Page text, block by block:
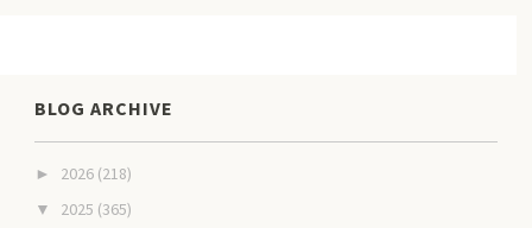
BLOG ARCHIVE
► 2026 (218)
▼ 2025 (365)